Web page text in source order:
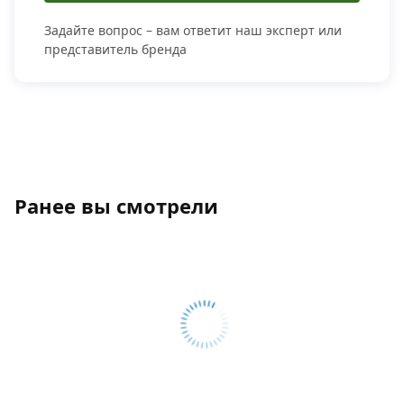
Задайте вопрос – вам ответит наш эксперт или
представитель бренда
Ранее вы смотрели